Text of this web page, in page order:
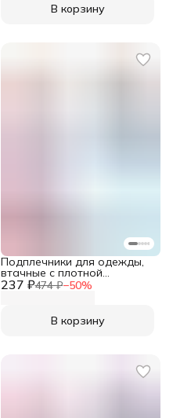
В корзину
237 ₽474 ₽−50%
Подплечники для одежды,
втачные с плотной
обшивкой и контактной
В корзину